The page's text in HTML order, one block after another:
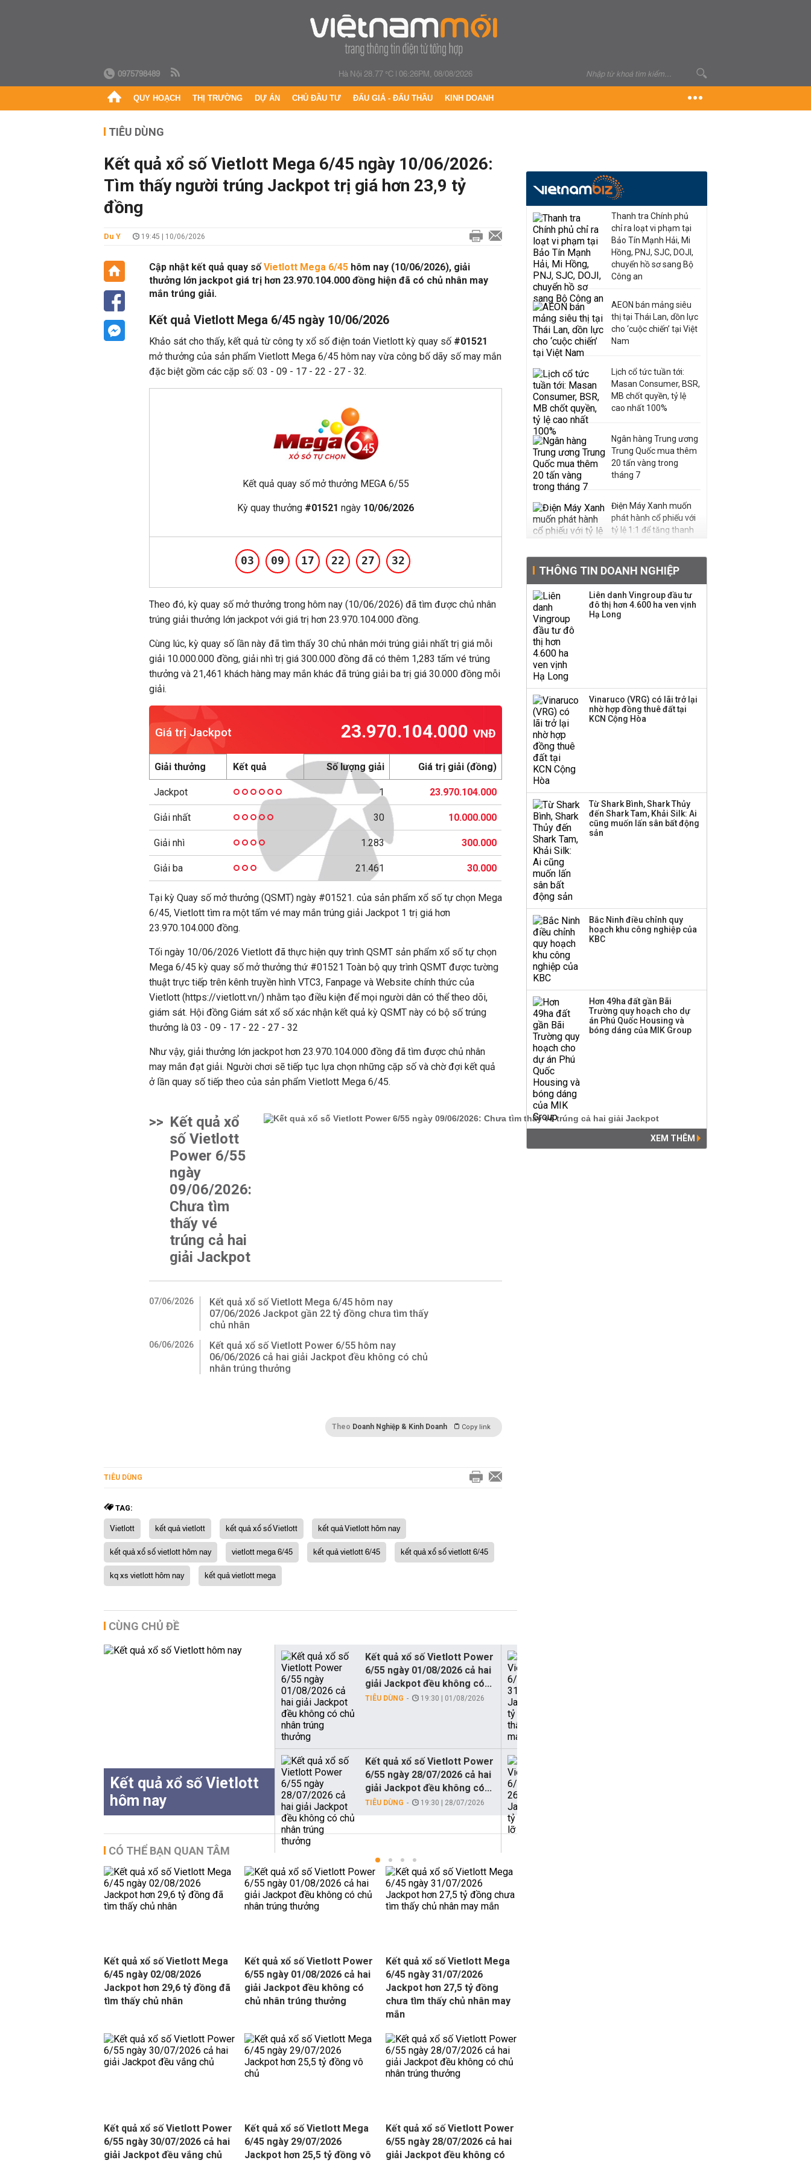
0975798489 Hà Nội 28.77 °C|06:26PM, 08/08/2026
QUY HOẠCH THỊ TRƯỜNG DỰ ÁN CHỦ ĐẦU TƯ ĐẤU GIÁ - ĐẤU THẦU KINH DOANH
TIÊU DÙNG
Kết quả xổ số Vietlott Mega 6/45 ngày 10/06/2026:
Tìm thấy người trúng Jackpot trị giá hơn 23,9 tỷ
đồng
Du Y 19:45 | 10/06/2026
Cập nhật kết quả quay sốVietlott Mega 6/45 hôm nay (10/06/2026), giải
thưởng lớn jackpot giá trị hơn 23.970.104.000 đồng hiện đã có chủ nhân may
mắn trúng giải.
Kết quả Vietlott Mega 6/45 ngày 10/06/2026
Khảo sát cho thấy, kết quả từ công ty xổ số điện toán Vietlott kỳ quay số #01521
mở thưởng của sản phẩm Vietlott Mega 6/45 hôm nay vừa công bố dãy số may mắn
đặc biệt gồm các cặp số: 03 - 09 - 17 - 22 - 27 - 32.
Kết quả quay số mở thưởng MEGA 6/55
Kỳ quay thưởng #01521 ngày 10/06/2026
03 09 17 22 27 32
Theo đó, kỳ quay số mở thưởng trong hôm nay (10/06/2026) đã tìm được chủ nhân
trúng giải thưởng lớn jackpot với giá trị hơn 23.970.104.000 đồng.
Cùng lúc, kỳ quay số lần này đã tìm thấy 30 chủ nhân mới trúng giải nhất trị giá mỗi
giải 10.000.000 đồng, giải nhì trị giá 300.000 đồng đã có thêm 1,283 tấm vé trúng
thưởng và 21,461 khách hàng may mắn khác đã trúng giải ba trị giá 30.000 đồng mỗi
giải.
Giá trị Jackpot 23.970.104.000 VNĐ
Giải thưởng Số lượng giải Giá trị giải (đồng)
Jackpot 1 23.970.104.000
Giải nhất 30 10.000.000
Giải nhì 1.283 300.000
Giải ba 21.461 30.000
Tại kỳ Quay số mở thưởng (QSMT) ngày #01521. của sản phẩm xổ số tự chọn Mega
6/45, Vietlott tìm ra một tấm vé may mắn trúng giải Jackpot 1 trị giá hơn
23.970.104.000 đồng.
Tối ngày 10/06/2026 Vietlott đã thực hiện quy trình QSMT sản phẩm xổ số tự chọn
Mega 6/45 kỳ quay số mở thưởng thứ #01521 Toàn bộ quy trình QSMT được tường
thuật trực tiếp trên kênh truyền hình VTC3, Fanpage và Website chính thức của
Vietlott (https://vietlott.vn/) nhằm tạo điều kiện để mọi người dân có thể theo dõi,
giám sát. Hội đồng Giám sát xổ số xác nhận kết quả kỳ QSMT này có bộ số trúng
thưởng là 03 - 09 - 17 - 22 - 27 - 32
Như vậy, giải thưởng lớn jackpot hơn 23.970.104.000 đồng đã tìm được chủ nhân
may mắn đạt giải. Người chơi sẽ tiếp tục lựa chọn những cặp số và chờ đợi kết quả
ở lần quay số tiếp theo của sản phẩm Vietlott Mega 6/45.
>> Kết quả xổ
số Vietlott
Power 6/55
ngày
09/06/2026:
Chưa tìm
thấy vé
trúng cả hai
giải Jackpot
07/06/2026
Kết quả xổ số Vietlott Mega 6/45 hôm nay
07/06/2026 Jackpot gần 22 tỷ đồng chưa tìm thấy
chủ nhân
06/06/2026
Kết quả xổ số Vietlott Power 6/55 hôm nay
06/06/2026 cả hai giải Jackpot đều không có chủ
nhân trúng thưởng
Theo Doanh Nghiệp & Kinh Doanh Copy link
TIÊU DÙNG
TAG:
Vietlott kết quả vietlott kết quả xổ số Vietlott
kết quả Vietlott hôm nay
kết quả xổ số vietlott hôm nay
vietlott mega 6/45 kết quả vietlott 6/45
kết quả xổ số vietlott 6/45
kq xs vietlott hôm nay
kết quả vietlott mega
CÙNG CHỦ ĐỀ
Kết quả xổ số Vietlott
hôm nay
Kết quả xổ số Vietlott Power
6/55 ngày 01/08/2026 cả hai
giải Jackpot đều không có...
TIÊU DÙNG 19:30 | 01/08/2026
Kết quả xổ số Vietlott Power
6/55 ngày 28/07/2026 cả hai
giải Jackpot đều không có...
TIÊU DÙNG 19:30 | 28/07/2026
CÓ THỂ BẠN QUAN TÂM
Kết quả xổ số Vietlott Mega
6/45 ngày 02/08/2026
Jackpot hơn 29,6 tỷ đồng đã
tìm thấy chủ nhân
Kết quả xổ số Vietlott Power
6/55 ngày 01/08/2026 cả hai
giải Jackpot đều không có
chủ nhân trúng thưởng
Kết quả xổ số Vietlott Mega
6/45 ngày 31/07/2026
Jackpot hơn 27,5 tỷ đồng
chưa tìm thấy chủ nhân may
mắn
Kết quả xổ số Vietlott Power
6/55 ngày 30/07/2026 cả hai
giải Jackpot đều vắng chủ
Kết quả xổ số Vietlott Mega
6/45 ngày 29/07/2026
Jackpot hơn 25,5 tỷ đồng vô
Kết quả xổ số Vietlott Power
6/55 ngày 28/07/2026 cả hai
giải Jackpot đều không có
Thanh tra Chính phủ
chỉ ra loạt vi phạm tại
Bảo Tín Mạnh Hải, Mi
Hồng, PNJ, SJC, DOJI,
chuyển hồ sơ sang Bộ
Công an
AEON bán mảng siêu
thị tại Thái Lan, dồn lực
cho ‘cuộc chiến’ tại Việt
Nam
Lịch cổ tức tuần tới:
Masan Consumer, BSR,
MB chốt quyền, tỷ lệ
cao nhất 100%
Ngân hàng Trung ương
Trung Quốc mua thêm
20 tấn vàng trong
tháng 7
Điện Máy Xanh muốn
phát hành cổ phiếu với
tỷ lệ 1:1 để tăng thanh
Sau nhịp điều chỉnh
mạnh, CTCK nhìn thấy
cơ hội ở nhóm cổ phiếu
nào?
hàng
TOP 10 ngân hàng lãi
Công ty 100 tỷ của
Huấn Hoa Hồng bỗng
dưng ‘biến mất’, một
THÔNG TIN DOANH NGHIỆP
Liên danh Vingroup đầu tư
đô thị hơn 4.600 ha ven vịnh
Hạ Long
Vinaruco (VRG) có lãi trở lại
nhờ hợp đồng thuê đất tại
KCN Cộng Hòa
Từ Shark Bình, Shark Thủy
đến Shark Tam, Khải Silk: Ai
cũng muốn lấn sân bất động
sản
Bắc Ninh điều chỉnh quy
hoạch khu công nghiệp của
KBC
Hơn 49ha đất gần Bãi
Trường quy hoạch cho dự
án Phú Quốc Housing và
bóng dáng của MIK Group
XEM THÊM